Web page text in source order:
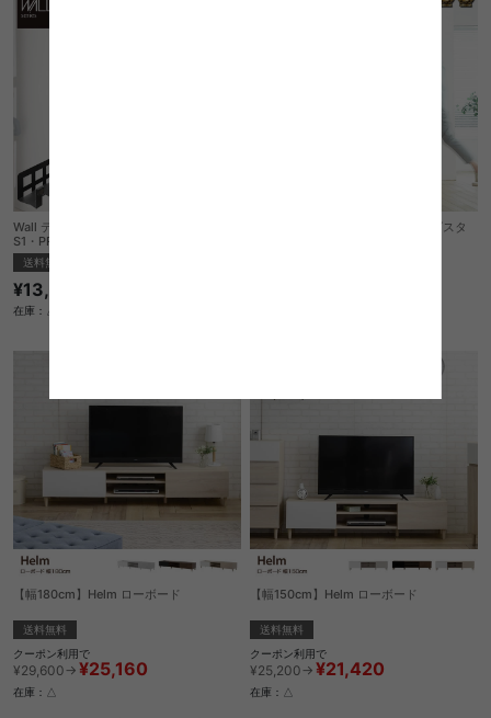
Wall テレビスタンドV2・V3・V4・V5・
S1・PRO・A2ラージタイプ・anataIROラ
ージタイプ対応マルチデバイスホルダー
送料無料
¥13,660
在庫：△
【幅49cm】Wall インテリアテレビスタ
【幅180cm】Helm ローボード
送料無料
クーポン利用で
¥29,600→ ¥25,160
在庫：△
【幅150cm】Helm ローボード
送料無料
クーポン利用で
¥25,200→ ¥21,420
在庫：△